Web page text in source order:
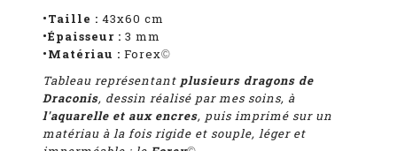
•Taille : 43x60 cm
•Épaisseur : 3 mm
•Matériau : Forex©
Tableau représentant plusieurs dragons de
Draconis, dessin réalisé par mes soins, à
l'aquarelle et aux encres, puis imprimé sur un
matériau à la fois rigide et souple, léger et